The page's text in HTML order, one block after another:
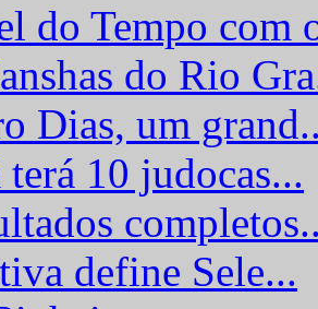
do Tempo com
do Rio
Dias, um
terá 10 judocas...
define Sele...